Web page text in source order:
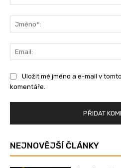
Uložit mé jméno a e-mail v
komentáře.
NEJNOVĚJŠÍ ČLÁNKY